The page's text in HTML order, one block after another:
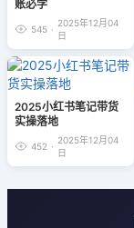
账必学
545 ·
2025年12月04
日
2025小红书笔记带货
实操落地
452 ·
2025年12月04
日